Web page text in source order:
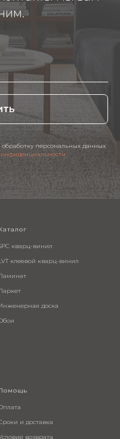
персональных данных
кварц-винил
клеевой кварц-винил
доска
и доставка
возврата